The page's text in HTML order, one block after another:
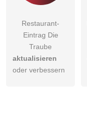
Restaurant-
Eintrag Die
Traube
aktualisieren
oder verbessern